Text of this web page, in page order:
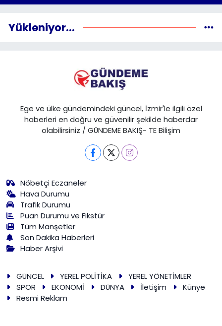
Yükleniyor...
Ege ve ülke gündemindeki güncel, İzmir'le ilgili özel
haberleri en doğru ve güvenilir şekilde haberdar
olabilirsiniz / GÜNDEME BAKIŞ- TE Bilişim
Nöbetçi Eczaneler
Hava Durumu
Trafik Durumu
Puan Durumu ve Fikstür
Tüm Manşetler
Son Dakika Haberleri
Haber Arşivi
GÜNCEL YEREL POLİTİKA
YEREL YÖNETİMLER
SPOR
EKONOMİ DÜNYA İletişim
Künye
Resmi Reklam